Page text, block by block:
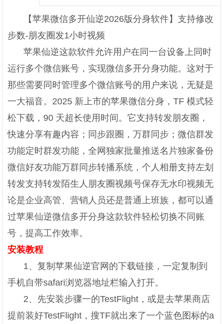
【苹果微信多开仙逆2026版分身软件】支持修改
步数-朋友圈发1小时视频
苹果仙逆这款软件允许用户在同一台设备上同时
运行多个微信账号，实现微信多开分身功能。这对于
那些需要同时管理多个微信账号的用户来说，无疑是
一大福音。2025 新上市的苹果微信分身，TF 模式轻
松下载，90 天超长使用时间。它支持转发朋友圈，
快速分享有趣内容；同步跟圈，万群同步；微信群发
功能定时群发功能，全网独家批量推送名片独家备份
微信好友功能万群同步转播系统，个人相册支持左划
转发支持转发陌生人朋友圈视频号保存无水印视频无
论是企业高管、营销人员还是普通上班族，都可以通
过苹果仙逆微信多开分身这款软件轻松切换不同账
号，提高工作效率。
安装教程
1、复制苹果仙逆官网的下载链接，一定复制到
手机自带safari浏览器地址栏输入打开。
2、先安装步骤一的TestFlight，或是去苹果商店
提前装好TestFlight，搜TF就出来了一个蓝色图标的a